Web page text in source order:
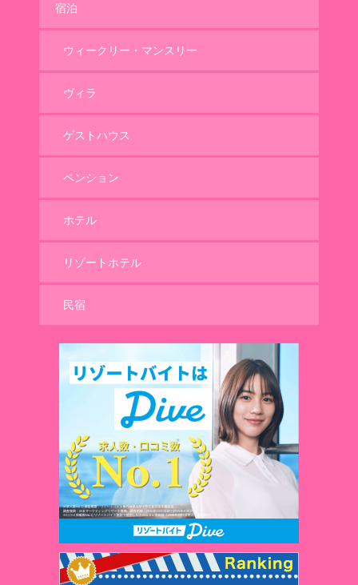
宿泊
ウィークリー・マンスリー
ヴィラ
ゲストハウス
ペンション
ホテル
リゾートホテル
民宿